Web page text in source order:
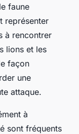
faune
représenter
à rencontrer
lions et les
façon
une
attaque.
à
sont fréquents